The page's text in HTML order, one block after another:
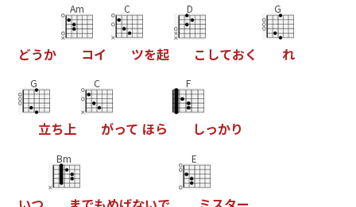
どうか
Am
コイ
C
ツを起
D
こ しておく
G
れ
G
立ち上
C
がって ほら
F
しっかり
Bm E